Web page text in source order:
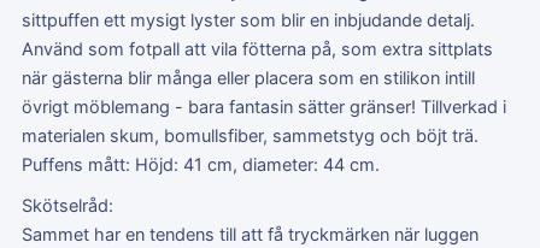
sittpuffen ett mysigt lyster som blir en inbjudande detalj.
Använd som fotpall att vila fötterna på, som extra sittplats
när gästerna blir många eller placera som en stilikon intill
övrigt möblemang - bara fantasin sätter gränser! Tillverkad i
materialen skum, bomullsfiber, sammetstyg och böjt trä.
Puffens mått: Höjd: 41 cm, diameter: 44 cm.
Skötselråd:
Sammet har en tendens till att få tryckmärken när luggen